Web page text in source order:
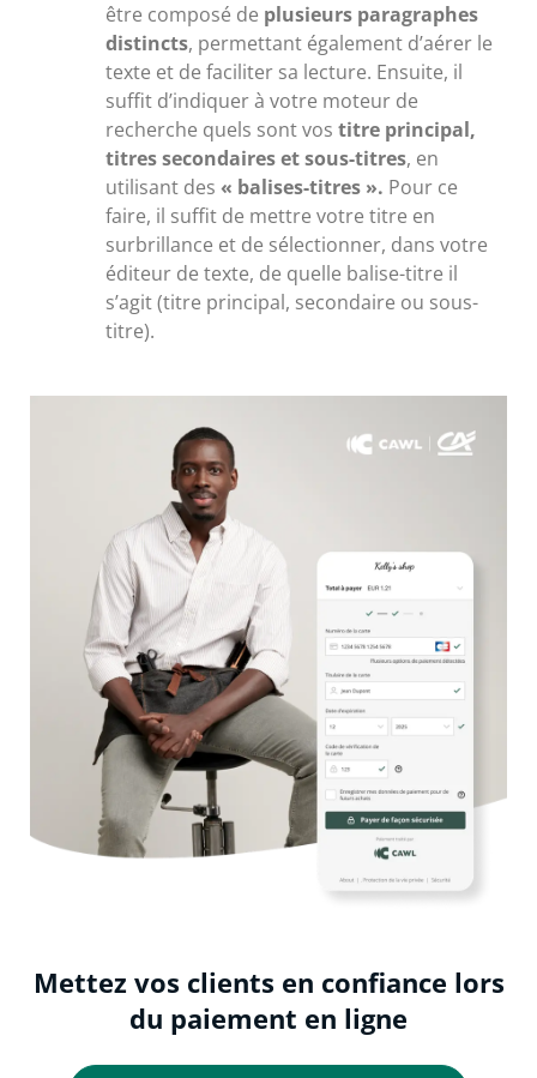
être composé de plusieurs paragraphes
distincts, permettant également d’aérer le
texte et de faciliter sa lecture. Ensuite, il
suffit d’indiquer à votre moteur de
recherche quels sont vos titre principal,
titres secondaires et sous-titres, en
utilisant des « balises-titres ». Pour ce
faire, il suffit de mettre votre titre en
surbrillance et de sélectionner, dans votre
éditeur de texte, de quelle balise-titre il
s’agit (titre principal, secondaire ou sous-
titre).
Mettez vos clients en confiance lors
du paiement en ligne